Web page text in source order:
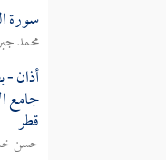
سورة
محمد
أذان
جامع
قطر
حسن